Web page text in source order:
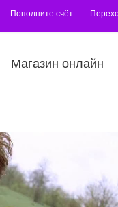
Пополните счёт
Магазин онлайн